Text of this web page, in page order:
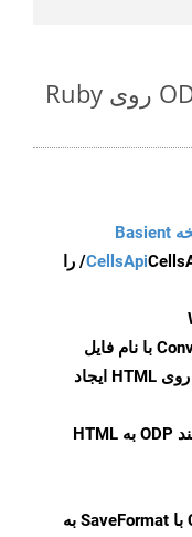
تبدیل ساده ODP Files to RTF روی Ruby
CellsApiCellsApi</aient/Client/ را
با نام فایل
محلی و فرمت تنظیم شده روی HTML ایجاد
از WordsApi برای تبدیل سند ODP به HTML
را از CellsAPI با SaveFormat به